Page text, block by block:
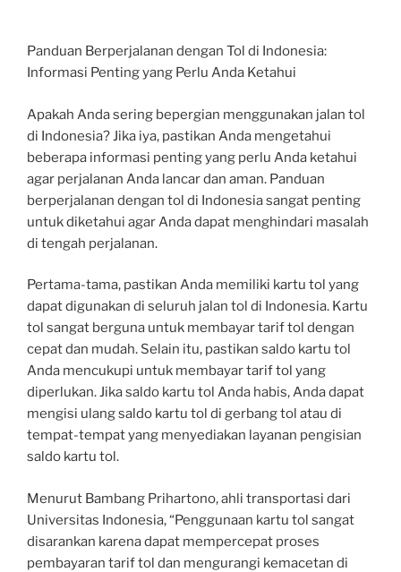
Panduan Berperjalanan dengan Tol di Indonesia:
Informasi Penting yang Perlu Anda Ketahui
Apakah Anda sering bepergian menggunakan jalan tol
di Indonesia? Jika iya, pastikan Anda mengetahui
beberapa informasi penting yang perlu Anda ketahui
agar perjalanan Anda lancar dan aman. Panduan
berperjalanan dengan tol di Indonesia sangat penting
untuk diketahui agar Anda dapat menghindari masalah
di tengah perjalanan.
Pertama-tama, pastikan Anda memiliki kartu tol yang
dapat digunakan di seluruh jalan tol di Indonesia. Kartu
tol sangat berguna untuk membayar tarif tol dengan
cepat dan mudah. Selain itu, pastikan saldo kartu tol
Anda mencukupi untuk membayar tarif tol yang
diperlukan. Jika saldo kartu tol Anda habis, Anda dapat
mengisi ulang saldo kartu tol di gerbang tol atau di
tempat-tempat yang menyediakan layanan pengisian
saldo kartu tol.
Menurut Bambang Prihartono, ahli transportasi dari
Universitas Indonesia, “Penggunaan kartu tol sangat
disarankan karena dapat mempercepat proses
pembayaran tarif tol dan mengurangi kemacetan di